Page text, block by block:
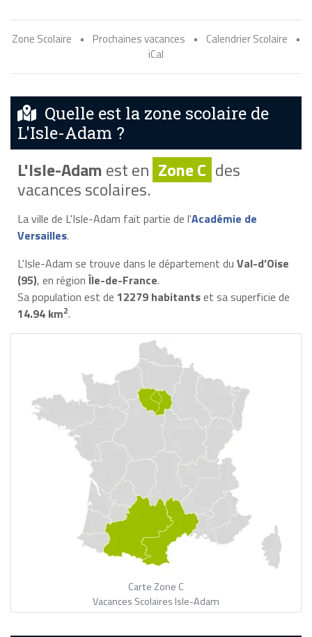
Zone Scolaire • Prochaines vacances • Calendrier Scolaire
•
iCal
Quelle est la zone scolaire de
L'Isle-Adam ?
L'Isle-Adamest en Zone C des
vacances scolaires.
La ville de L'Isle-Adam fait partie de l'Académie de
Versailles.
L'Isle-Adam se trouve dans le département du Val-d’Oise
(95), en régionÎle-de-France.
Sa population est de 12279 habitantset sa superficie de
14.94 km2.
Carte Zone C
Vacances Scolaires Isle-Adam